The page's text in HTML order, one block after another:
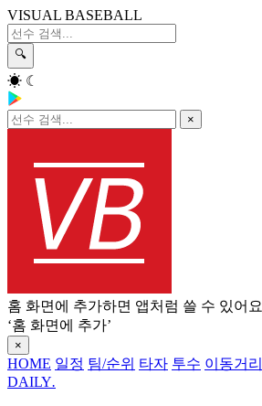
VISUAL BASEBALL
🔍
☀ ☾
×
홈 화면에 추가하면 앱처럼 쓸 수 있어요
‘홈 화면에 추가’
×
HOME 일정 팀/순위 타자 투수 이동거리
DAILY.